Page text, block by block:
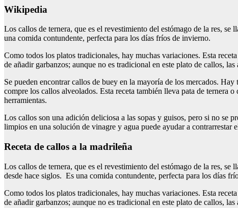
Wikipedia
Los callos de ternera, que es el revestimiento del estómago de la res,
una comida contundente, perfecta para los días fríos de invierno.
Como todos los platos tradicionales, hay muchas variaciones. Esta
de añadir garbanzos; aunque no es tradicional en este plato de callos,
Se pueden encontrar callos de buey en la mayoría de los mercados.
compre los callos alveolados. Esta receta también lleva pata de ternera
herramientas.
Los callos son una adición deliciosa a las sopas y guisos, pero si no se
limpios en una solución de vinagre y agua puede ayudar a
Receta de callos a la madrileña
Los callos de ternera, que es el revestimiento del estómago de la res,
desde hace siglos. Es una comida contundente, perfecta para los días
Como todos los platos tradicionales, hay muchas variaciones. Esta
de añadir garbanzos; aunque no es tradicional en este plato de callos,